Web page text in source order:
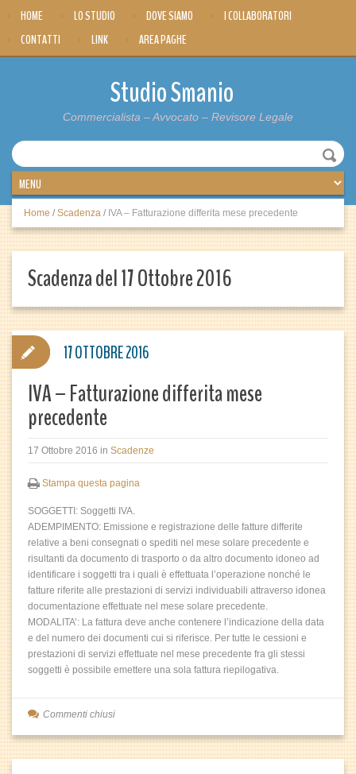
HOME LO STUDIO DOVE SIAMO
I COLLABORATORI
CONTATTI
LINK AREA PAGHE
Studio Smanio
Commercialista – Avvocato – Revisore Legale
Home / Scadenza / IVA – Fatturazione differita mese precedente
Scadenza del 17 Ottobre 2016
IVA – Fatturazione differita mese
precedente
17 Ottobre 2016 in Scadenze
Stampa questa pagina
SOGGETTI: Soggetti IVA.
ADEMPIMENTO: Emissione e registrazione delle fatture differite
relative a beni consegnati o spediti nel mese solare precedente e
risultanti da documento di trasporto o da altro documento idoneo ad
identificare i soggetti tra i quali è effettuata l’operazione nonché le
fatture riferite alle prestazioni di servizi individuabili attraverso idonea
documentazione effettuate nel mese solare precedente.
MODALITA’: La fattura deve anche contenere l’indicazione della data
e del numero dei documenti cui si riferisce. Per tutte le cessioni e
prestazioni di servizi effettuate nel mese precedente fra gli stessi
soggetti è possibile emettere una sola fattura riepilogativa.
17 OTTOBRE 2016
Commenti chiusi